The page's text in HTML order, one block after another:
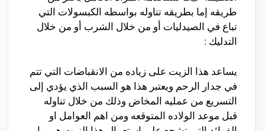
طريقه إما بطريقه تناوله بواسطه الكبسولات التي
تباع في الصيدليات أو من خلال الشرب أو من خلال
التدليك :
يساعد هذا الزيت على زياده من الانقباضات التي تتم
في جدار الرحم ويعتبر هذا هو السبب الذي يؤدي إلى
التسريع من عمليه المخاض وذلك من خلال تناوله
قبل موعد الولاده المتوقعه ومن اهم العوامل او